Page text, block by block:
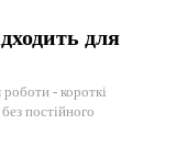
для
- короткі
постійного